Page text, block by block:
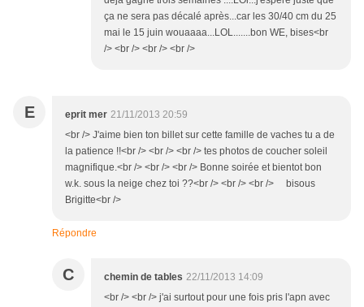
ça ne sera pas décalé après...car les 30/40 cm du 25
mai le 15 juin wouaaaa...LOL.......bon WE, bises<br
/> <br /> <br /> <br />
E eprit mer 21/11/2013 20:59
<br /> J'aime bien ton billet sur cette famille de vaches tu a de
la patience !!<br /> <br /> <br /> tes photos de coucher soleil
magnifique.<br /> <br /> <br /> Bonne soirée et bientot bon
w.k. sous la neige chez toi ??<br /> <br /> <br /> bisous
Brigitte<br />
Répondre
C chemin de tables 22/11/2013 14:09
<br /> <br /> j'ai surtout pour une fois pris l'apn avec